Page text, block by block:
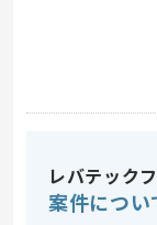
レバテック
案件につい